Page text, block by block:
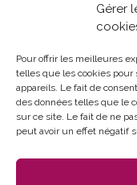
Gérer
Pour offrir les meilleures
telles que les cookies
appareils. Le fait de
des données telles que le
sur ce site. Le fait de ne
peut avoir un effet négatif
de 8h30